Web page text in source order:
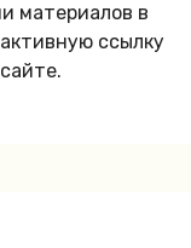
материалов в
ссылку